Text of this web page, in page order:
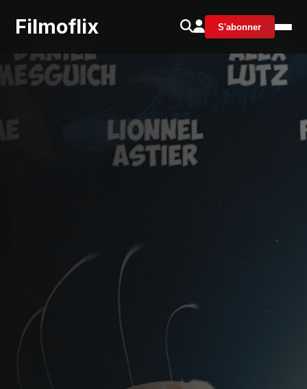
Filmoflix S'abonner